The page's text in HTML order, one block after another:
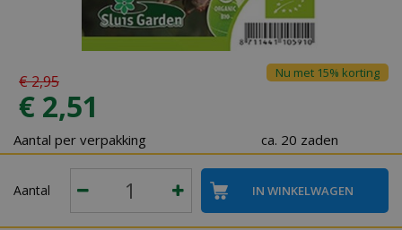
€2,95
€ 2,51
Nu met 15% korting
Aantal per verpakking ca. 20 zaden
Aantal